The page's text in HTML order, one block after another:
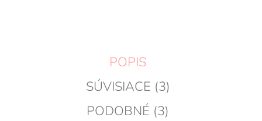
POPIS
SÚVISIACE (3)
PODOBNÉ (3)